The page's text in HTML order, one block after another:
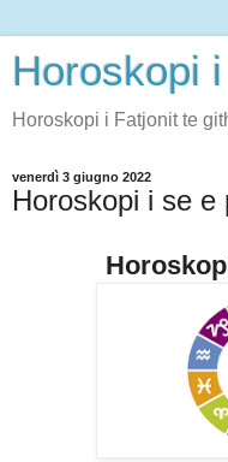
Horoskopi
Horoskopi i Fatjonit te
venerdì 3 giugno 2022
Horoskopi i se